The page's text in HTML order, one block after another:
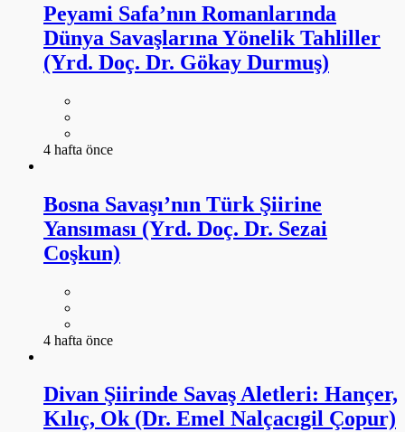
Peyami Safa’nın Romanlarında
Dünya Savaşlarına Yönelik Tahliller
(Yrd. Doç. Dr. Gökay Durmuş)
4 hafta önce
Bosna Savaşı’nın Türk Şiirine
Yansıması (Yrd. Doç. Dr. Sezai
Coşkun)
4 hafta önce
Divan Şiirinde Savaş Aletleri: Hançer,
Kılıç, Ok (Dr. Emel Nalçacıgil Çopur)